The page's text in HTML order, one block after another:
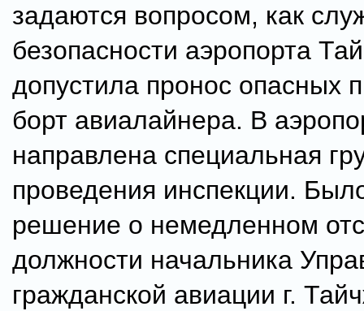
задаются вопросом, как
безопасности аэропорта
допустила пронос опасных
борт авиалайнера. В
направлена специальная
проведения инспекции.
решение о немедленном
должности начальника
гражданской авиации г.